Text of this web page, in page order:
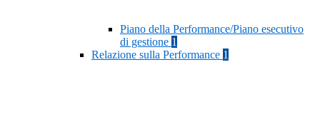
Piano della Performance/Piano esecutivo
di gestione 1
Relazione sulla Performance 1